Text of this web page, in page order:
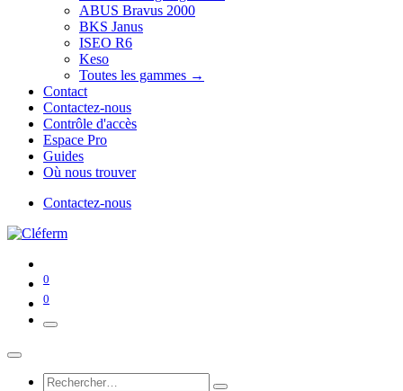
ABUS Bravus 2000
BKS Janus
ISEO R6
Keso
Toutes les gammes →
Contact
Contactez-nous
Contrôle d'accès
Espace Pro
Guides
Où nous trouver
Contactez-nous
0
0